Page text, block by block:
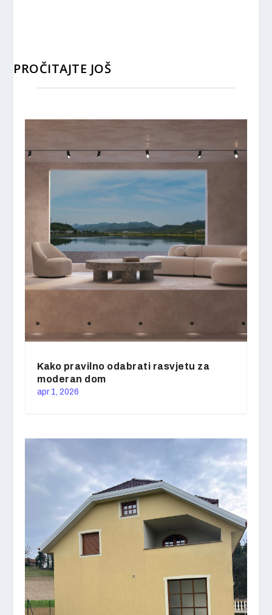
PROČITAJTE JOŠ
Kako pravilno odabrati rasvjetu za
moderan dom
apr 1, 2026